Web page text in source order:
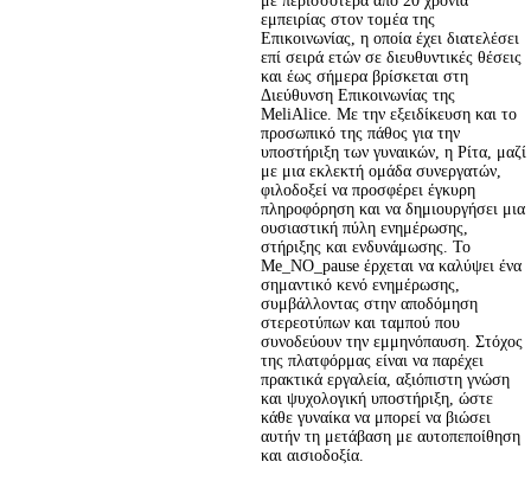
εμπειρίας στον τομέα της
Επικοινωνίας, η οποία έχει διατελέσει
επί σειρά ετών σε διευθυντικές θέσεις
και έως σήμερα βρίσκεται στη
Διεύθυνση Επικοινωνίας της
MeliAlice. Με την εξειδίκευση και το
προσωπικό της πάθος για την
υποστήριξη των γυναικών, η Ρίτα, μαζί
με μια εκλεκτή ομάδα συνεργατών,
φιλοδοξεί να προσφέρει έγκυρη
πληροφόρηση και να δημιουργήσει μια
ουσιαστική πύλη ενημέρωσης,
στήριξης και ενδυνάμωσης. Το
Me_NO_pause έρχεται να καλύψει ένα
σημαντικό κενό ενημέρωσης,
συμβάλλοντας στην αποδόμηση
στερεοτύπων και ταμπού που
συνοδεύουν την εμμηνόπαυση. Στόχος
της πλατφόρμας είναι να παρέχει
πρακτικά εργαλεία, αξιόπιστη γνώση
και ψυχολογική υποστήριξη, ώστε
κάθε γυναίκα να μπορεί να βιώσει
αυτήν τη μετάβαση με αυτοπεποίθηση
και αισιοδοξία.